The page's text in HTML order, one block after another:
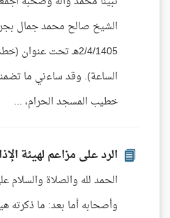
الشيخ صالح محمد جمال
2/4/1405هـ تحت
الساعة). وقد ساءني ما
خطيب المسجد الحرام، ...
الرد على مزاعم لهيئة
الحمد لله والصلاة والسلام
وأصحابه أما بعد: ما ذكرته